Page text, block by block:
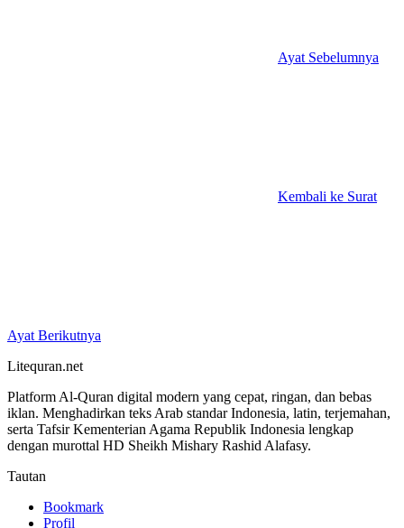
Ayat Sebelumnya
Kembali ke Surat
Ayat Berikutnya
Litequran.net
Platform Al-Quran digital modern yang cepat, ringan, dan bebas
iklan. Menghadirkan teks Arab standar Indonesia, latin, terjemahan,
serta Tafsir Kementerian Agama Republik Indonesia lengkap
dengan murottal HD Sheikh Mishary Rashid Alafasy.
Tautan
Bookmark
Profil